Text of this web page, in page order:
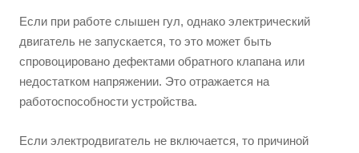
Если при работе слышен гул, однако электрический
двигатель не запускается, то это может быть
спровоцировано дефектами обратного клапана или
недостатком напряжении. Это отражается на
работоспособности устройства.
Если электродвигатель не включается, то причиной